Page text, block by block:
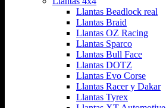
Llantas Beadlock real
Llantas Braid
Llantas OZ Racing
Llantas Sparco
Llantas Bull Face
Llantas DOTZ
Llantas Evo Corse
Llantas Racer y Dakar
Llantas Tyrex